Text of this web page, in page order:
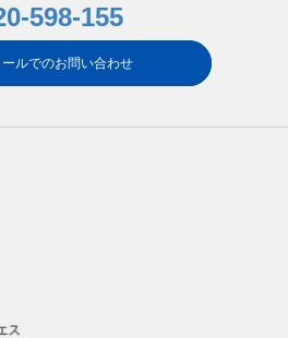
598-155
ールでのお問い合わせ